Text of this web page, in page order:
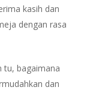
kasih dan
dengan rasa
tu, bagaimana
dan